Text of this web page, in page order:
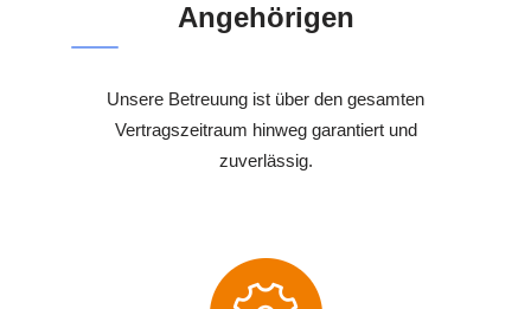
Angehörigen
Unsere Betreuung ist über den gesamten
Vertragszeitraum hinweg garantiert und
zuverlässig.